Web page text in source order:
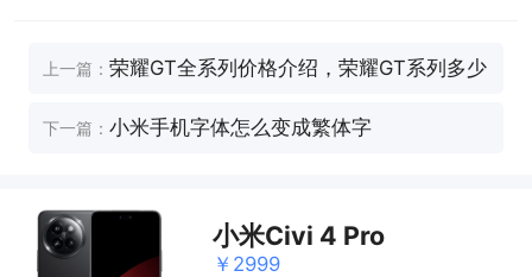
上一篇： 荣耀GT全系列价格介绍，荣耀GT系列多少
钱
下一篇： 小米手机字体怎么变成繁体字
小米Civi 4 Pro
￥2999